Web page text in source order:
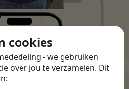
cookies
- we gebruiken
over jou te verzamelen. Dit